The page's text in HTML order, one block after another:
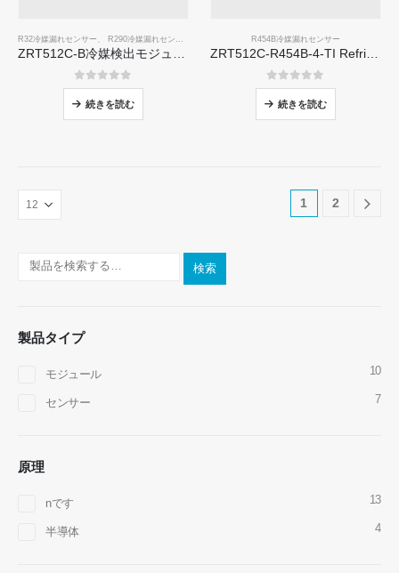
R32冷媒漏れセンサー 、 R290冷媒漏れセンサー R454B冷媒漏れセンサー
ZRT512C-B冷媒検出モジュール| R32、R454B、R290用の低電圧NDIRガスセンサー
05つのうち
続きを読む
R454B冷媒漏れセンサー
ZRT512C-R454B-4-TI Refrigerant Sensor Module | NDIR Technology for HVAC & Industrial Safety Monitoring
05つのうち
続きを読む
1 2
検索
製品タイプ
モジュール 10
センサー 7
原理
nです 13
半導体 4
お問い合わせ